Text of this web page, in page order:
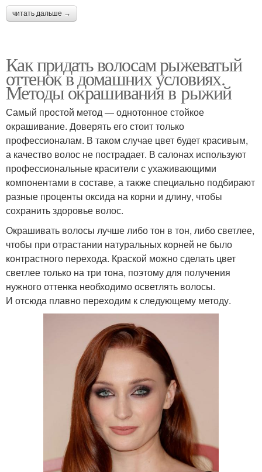
читать дальше →
Как придать волосам рыжеватый
оттенок в домашних условиях.
Методы окрашивания в рыжий
Самый простой метод — однотонное стойкое
окрашивание. Доверять его стоит только
профессионалам. В таком случае цвет будет красивым,
а качество волос не пострадает. В салонах используют
профессиональные красители с ухаживающими
компонентами в составе, а также специально подбирают
разные проценты оксида на корни и длину, чтобы
сохранить здоровье волос.
Окрашивать волосы лучше либо тон в тон, либо светлее,
чтобы при отрастании натуральных корней не было
контрастного перехода. Краской можно сделать цвет
светлее только на три тона, поэтому для получения
нужного оттенка необходимо осветлять волосы.
И отсюда плавно переходим к следующему методу.